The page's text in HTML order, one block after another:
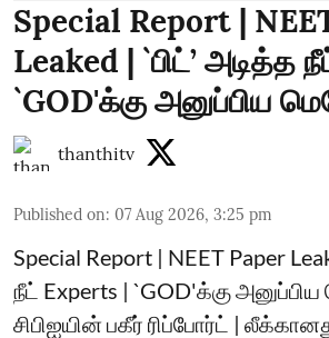
Special Report |
Leaked | `பிட்’ அடித்த
`GOD'க்கு அனுப்பிய
thanthitv
Published on: 07 Aug 2026, 3:25 pm
Special Report | NEET Paper
நீட் Experts | `GOD'க்கு
சிபிஐயின் பகீர் ரிப்போர்ட் |